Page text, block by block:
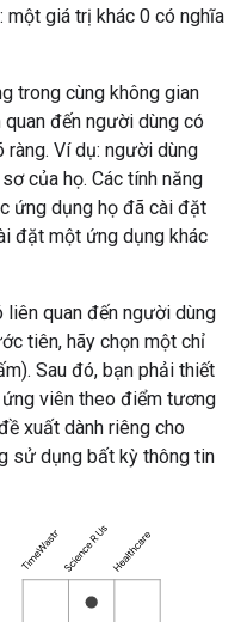
một giá trị khác 0 có nghĩa
trong cùng không gian
đến người dùng có
Ví dụ: người dùng
của họ. Các tính năng
ứng dụng họ đã cài đặt
đặt một ứng dụng khác
quan đến người dùng
tiên, hãy chọn một chỉ
Sau đó, bạn phải thiết
viên theo điểm tương
xuất dành riêng cho
sử dụng bất kỳ thông tin